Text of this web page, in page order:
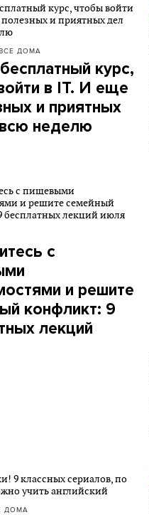
ДОМА
курс,
в IT. И еще
и приятных
неделю
с
и решите
конфликт: 9
лекций
ДОМА